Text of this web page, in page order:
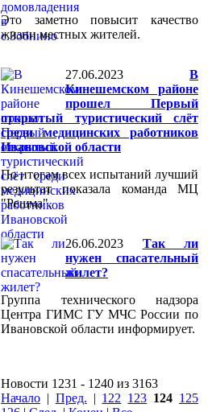
Это заметно повысит качество
жизни местных жителей.
27.06.2023
В
Кинешемском районе
прошел Первый
открытый туристический слёт
среди медицинских работников
Ивановской области
По итогам всех испытаний лучший
результат показала команда МЦ
"Решма".
26.06.2023
Так ли
нужен спасательный
жилет?
Группа технического надзора
Центра ГИМС ГУ МЧС России по
Ивановской области информирует.
Новости 1231 - 1240 из 3163
Начало | Пред. | 122 123 124 125